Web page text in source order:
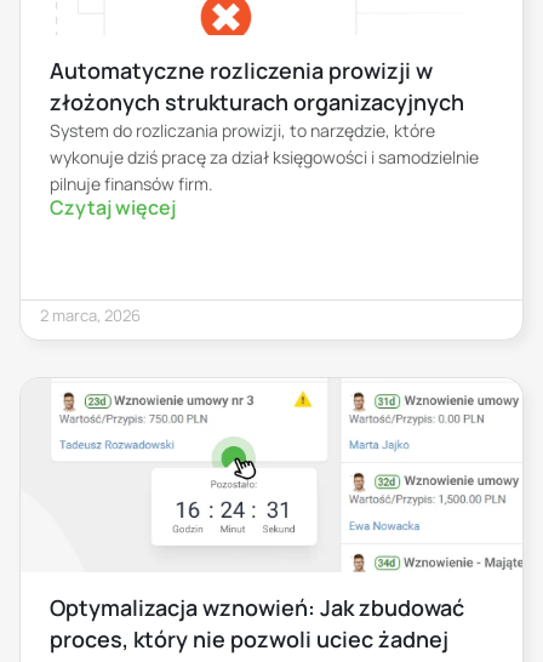
Automatyczne rozliczenia prowizji w
złożonych strukturach organizacyjnych
System do rozliczania prowizji, to narzędzie, które
wykonuje dziś pracę za dział księgowości i samodzielnie
pilnuje finansów firm.
Czytaj więcej
2 marca, 2026
Optymalizacja wznowień: Jak zbudować
proces, który nie pozwoli uciec żadnej